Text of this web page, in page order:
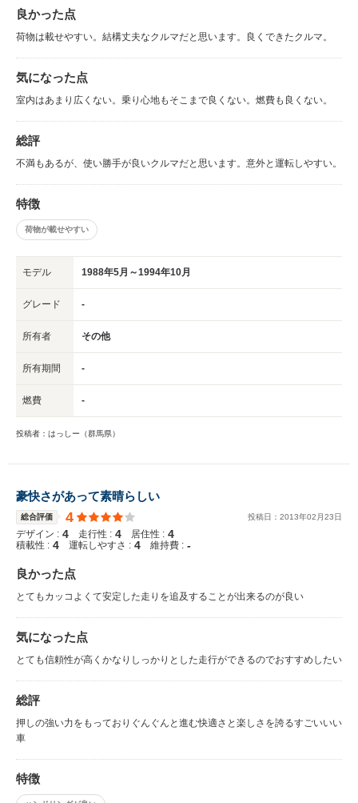
良かった点
荷物は載せやすい。結構丈夫なクルマだと思います。良くできたクルマ。
気になった点
室内はあまり広くない。乗り心地もそこまで良くない。燃費も良くない。
総評
不満もあるが、使い勝手が良いクルマだと思います。意外と運転しやすい。
特徴
荷物が載せやすい
モデル 1988年5月～1994年10月
グレード -
所有者 その他
所有期間 -
燃費 -
投稿者：はっしー（群馬県）
豪快さがあって素晴らしい
総合評価 4 投稿日： 2013年02 月23日
デザイン : 4 走行性 : 4 居住性 : 4
積載性 : 4 運転しやすさ : 4 維持費 : -
良かった点
とてもカッコよくて安定した走りを追及することが出来るのが良い
気になった点
とても信頼性が高くかなりしっかりとした走行ができるのでおすすめしたい
総評
押しの強い力をもっておりぐんぐんと進む快適さと楽しさを誇るすごいいい
車
特徴